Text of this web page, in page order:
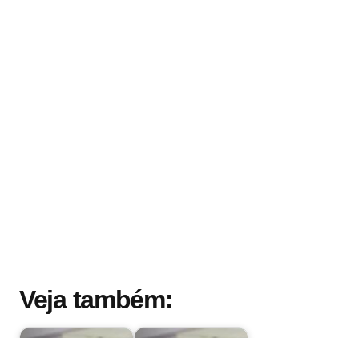
Veja também: